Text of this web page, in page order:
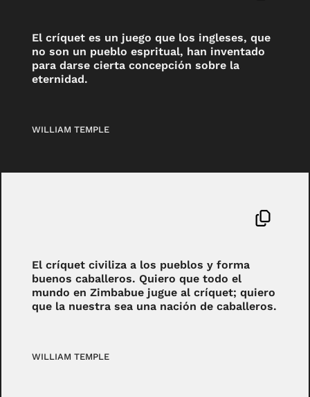
El críquet es un juego que los ingleses, que
no son un pueblo espritual, han inventado
para darse cierta concepción sobre la
eternidad.
WILLIAM TEMPLE
El críquet civiliza a los pueblos y forma
buenos caballeros. Quiero que todo el
mundo en Zimbabue jugue al críquet; quiero
que la nuestra sea una nación de caballeros.
WILLIAM TEMPLE